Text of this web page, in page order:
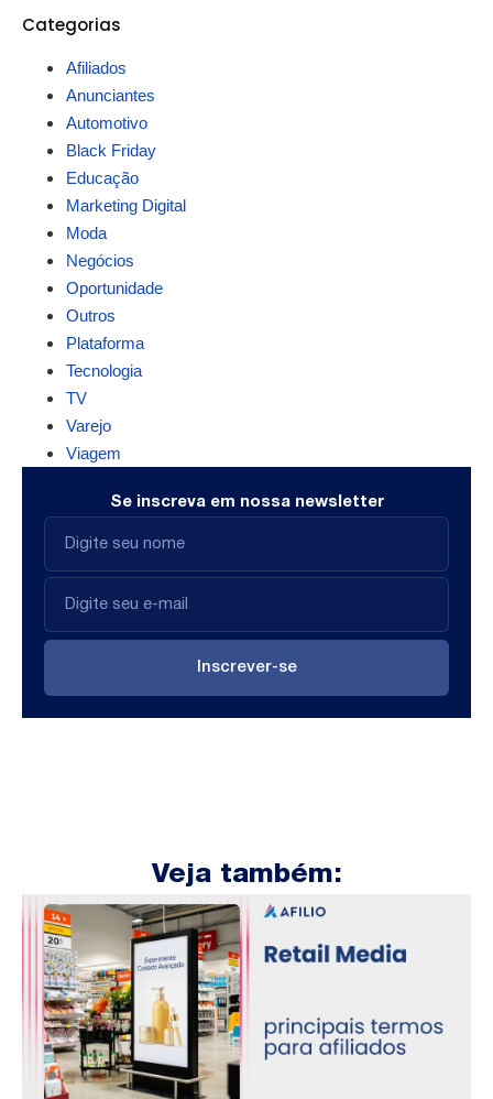
Categorias
Afiliados
Anunciantes
Automotivo
Black Friday
Educação
Marketing Digital
Moda
Negócios
Oportunidade
Outros
Plataforma
Tecnologia
TV
Varejo
Viagem
Se inscreva em nossa newsletter
Inscrever-se
Veja também: